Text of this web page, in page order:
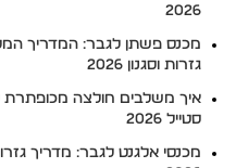
מכנסיים יומיומיים
2026
מכנס פשתן לגבר: המדריך
גזרות וסגנון 2026
איך משלבים חולצה מכופתרת
סטייל 2026
מכנסי אלגנט לגבר: מדריך